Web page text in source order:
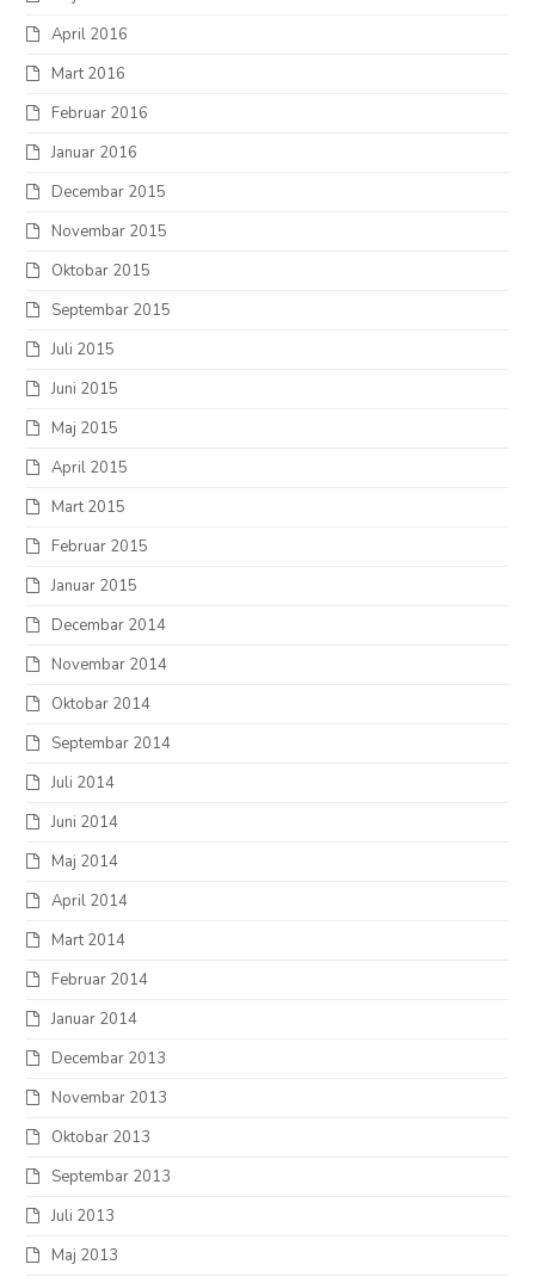
April 2016
Mart 2016
Februar 2016
Januar 2016
Decembar 2015
Novembar 2015
Oktobar 2015
Septembar 2015
Juli 2015
Juni 2015
Maj 2015
April 2015
Mart 2015
Februar 2015
Januar 2015
Decembar 2014
Novembar 2014
Oktobar 2014
Septembar 2014
Juli 2014
Juni 2014
Maj 2014
April 2014
Mart 2014
Februar 2014
Januar 2014
Decembar 2013
Novembar 2013
Oktobar 2013
Septembar 2013
Juli 2013
Maj 2013